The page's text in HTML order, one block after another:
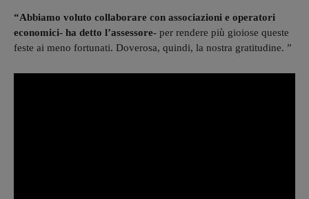
“Abbiamo voluto collaborare con associazioni e operatori
economici- ha detto l’assessore- per rendere più gioiose queste
feste ai meno fortunati. Doverosa, quindi, la nostra gratitudine. ”